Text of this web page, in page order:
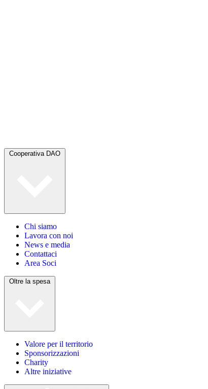
Cooperativa DAO
Chi siamo
Lavora con noi
News e media
Contattaci
Area Soci
Oltre la spesa
Valore per il territorio
Sponsorizzazioni
Charity
Altre iniziative